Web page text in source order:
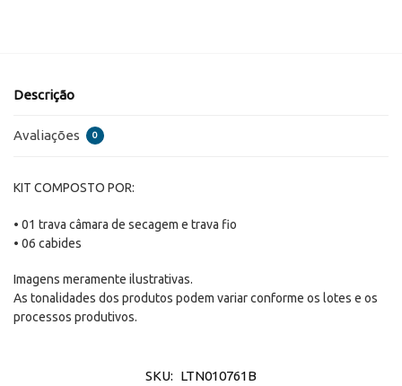
Descrição
Avaliações 0
KIT COMPOSTO POR:
• 01 trava câmara de secagem e trava fio
• 06 cabides
Imagens meramente ilustrativas.
As tonalidades dos produtos podem variar conforme os lotes e os
processos produtivos.
SKU: LTN010761B